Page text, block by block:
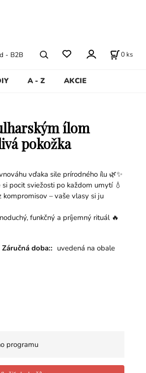
A - Z AKCIE
- B2B 0 ks
ílom
pokožka
vďaka sile prírodného ílu 🌿✨
pocit sviežosti po každom umytí 💧
– vaše vlasy si ju
funkčný a príjemný rituál 🔥
Záručná doba:: uvedená na obale
programu